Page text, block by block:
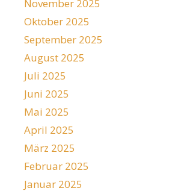
November 2025
Oktober 2025
September 2025
August 2025
Juli 2025
Juni 2025
Mai 2025
April 2025
März 2025
Februar 2025
Januar 2025